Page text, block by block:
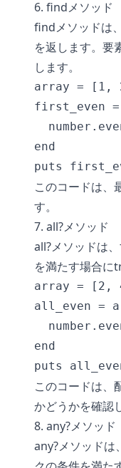
6. findメソッド
findメソッドは
を返します。要
します。
array = [1,
first_even
end
このコードは、
す。
7. all?メソッド
all?メソッドは
を満たす場合に
array = [2,
all_even =
end
このコードは、
かどうかを確認
8. any?メソッド
any?メソッドは